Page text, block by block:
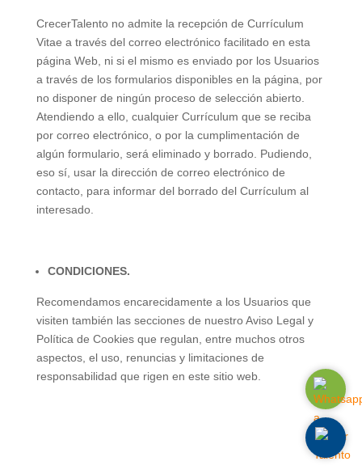
CrecerTalento no admite la recepción de Currículum
Vitae a través del correo electrónico facilitado en esta
página Web, ni si el mismo es enviado por los Usuarios
a través de los formularios disponibles en la página, por
no disponer de ningún proceso de selección abierto.
Atendiendo a ello, cualquier Currículum que se reciba
por correo electrónico, o por la cumplimentación de
algún formulario, será eliminado y borrado. Pudiendo,
eso sí, usar la dirección de correo electrónico de
contacto, para informar del borrado del Currículum al
interesado.
CONDICIONES.
Recomendamos encarecidamente a los Usuarios que
visiten también las secciones de nuestro Aviso Legal y
Política de Cookies que regulan, entre muchos otros
aspectos, el uso, renuncias y limitaciones de
responsabilidad que rigen en este sitio web.